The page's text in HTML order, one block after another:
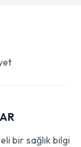
bir sağlık bilgi